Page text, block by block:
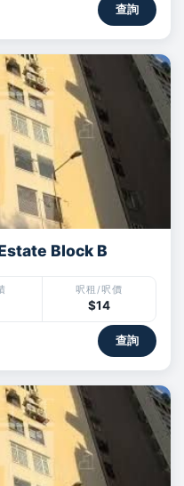
查詢
Block B
呎租/呎價
$14
查詢